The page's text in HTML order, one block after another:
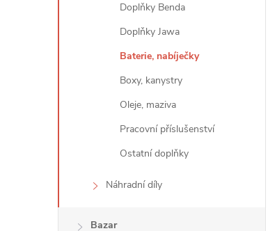
Doplňky Benda
Doplňky Jawa
Baterie, nabíječky
Boxy, kanystry
Oleje, maziva
Pracovní příslušenství
Ostatní doplňky
Náhradní díly
Bazar